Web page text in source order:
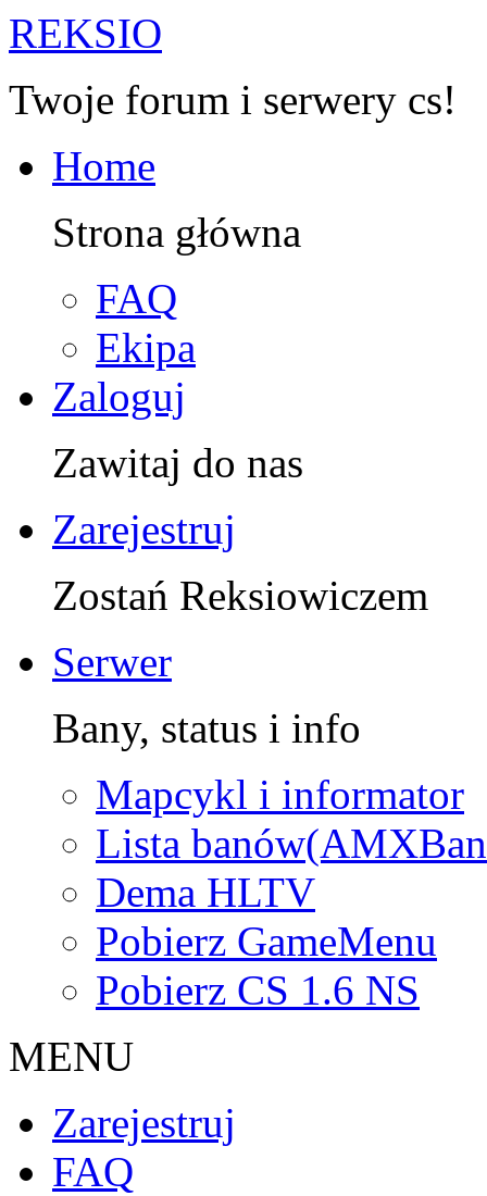
REKSIO
Twoje forum i serwery cs!
Home
Strona główna
FAQ
Ekipa
Zaloguj
Zawitaj do nas
Zarejestruj
Zostań Reksiowiczem
Serwer
Bany, status i info
Mapcykl i informator
Lista
Dema HLTV
Pobierz GameMenu
Pobierz CS 1.6 NS
MENU
Zarejestruj
FAQ